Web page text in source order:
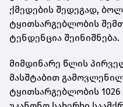
ქმედების შედეგად,
ტყითსარგებლობის
ტენდენცია შეინიშნება.
მიმდინარე წლის
მასშტაბით
ტყითსარგებლობის